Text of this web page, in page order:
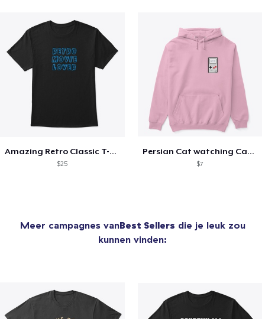
Amazing Retro Classic T-Shirt
$25
Persian Cat watching Cats TV
$7
Meer campagnes vanBest Sellers die je leuk zou
kunnen vinden: